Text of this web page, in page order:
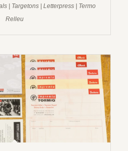
| Targetons | Letterpress | Termo
Relleu